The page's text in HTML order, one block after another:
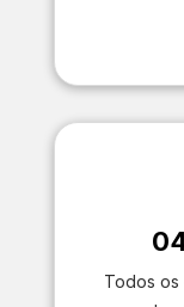
Todos os